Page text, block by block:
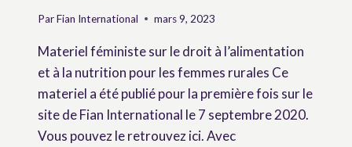
ParFian International mars 9, 2023
Materiel féministe sur le droit à l’alimentation
et à la nutrition pour les femmes rurales Ce
materiel a été publié pour la première fois sur le
site de Fian International le 7 septembre 2020.
Vous pouvez le retrouvez ici. Avec